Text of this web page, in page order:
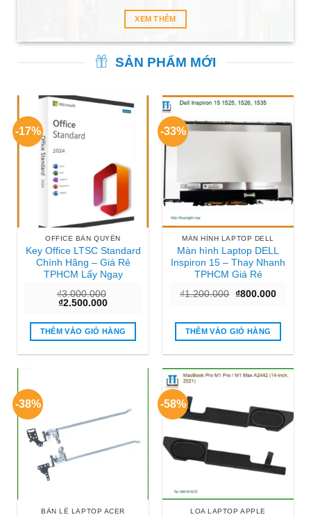
XEM THÊM
SẢN PHẨM MỚI
-17%
OFFICE BẢN QUYỀN
Key Office LTSC Standard
Chính Hãng – Giá Rẻ
TPHCM Lấy Ngay
₫3.000.000
Giá
là:
₫3.000.000.
₫2.500.000Giá
tại
là:
₫2.500.000.
THÊM VÀO GIỎ HÀNG
-33%
MÀN HÌNH LAPTOP DELL
Màn hình Laptop DELL
Inspiron 15 – Thay Nhanh
TPHCM Giá Rẻ
₫1.200.000 Giá
₫1.200.000.
₫800.000Giá
là:
THÊM VÀO GIỎ HÀNG
-38%
BẢN LỀ LAPTOP ACER
-58%
LOA LAPTOP APPLE